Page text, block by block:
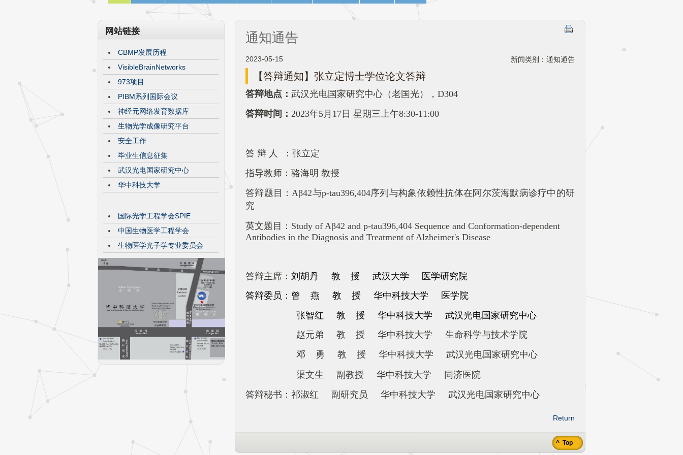
网站链接
CBMP发展历程
VisibleBrainNetworks
973项目
PIBM系列国际会议
神经元网络发育数据库
生物光学成像研究平台
安全工作
毕业生信息征集
武汉光电国家研究中心
华中科技大学
国际光学工程学会SPIE
中国生物医学工程学会
生物医学光子学专业委员会
通知通告
新闻类别：通知通告
2023-05-15
【答辩通知】张立定博士学位论文答辩
答辩地点： 武汉光电国家研究中心（老国光），D304
答辩时间： 2023年5月17日 星期三上午8:30-11:00
答 辩 人 ： 张立定
指导教师：骆海明 教授
答辩题目：Aβ42与p-tau396,404序列与构象依赖性抗体在阿尔茨海默病诊疗中的研
究
英文题目： Study of Aβ42 and p-tau396,404 Sequence and Conformation-dependent
Antibodies in the Diagnosis and Treatment of Alzheimer's Disease
答辩主席： 刘胡丹 教 授 武汉大学 医学研究院
答辩委员： 曾 燕 教 授 华中科技大学 医学院
张智红 教 授 华中科技大学 武汉光电国家研究中心
赵元弟 教 授 华中科技大学 生命科学与技术学院
邓 勇 教 授 华中科技大学 武汉光电国家研究中心
渠文生 副教授 华中科技大学 同济医院
答辩秘书： 祁淑红 副研究员 华中科技大学 武汉光电国家研究中心
Return
^ Top